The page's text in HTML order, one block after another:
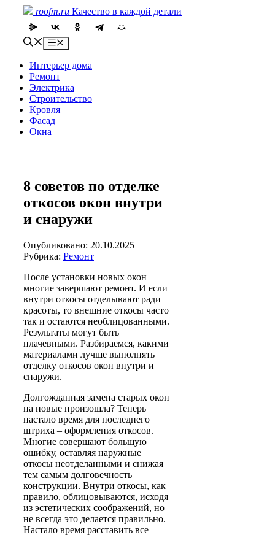
content
roofm.ru Качество в каждой детали
Menu
Интерьер дома
Ремонт
Электрика
Строительство
Кровля
Фасад
Окна
8 советов по отделке
откосов окон внутри
и снаружи
Опубликовано: 20.10.2025
Рубрика: Ремонт
После установки новых окон
многие завершают ремонт. И если
внутри откосы отделывают ради
красоты, то внешние откосы часто
так и остаются необлицованными.
Результаты могут быть
плачевными. Разбираемся, какими
материалами лучше выполнять
отделку откосов окон внутри и
снаружи.
Долгожданная замена старых окон
на новые произошла? Теперь
настало время для последнего
штриха – оформления откосов.
Многие совершают большую
ошибку, оставляя наружные
откосы неотделанными и снижая
тем самым долговечность
конструкции. Внутри откосы, как
правило, облицовываются, исходя
из эстетических соображений, но
не всегда это делается правильно.
Настало время расставить все